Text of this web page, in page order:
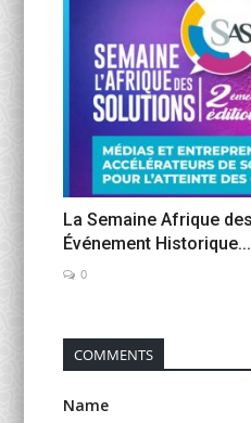
La Semaine Afrique
Événement Historique...
0
COMMENTS
Name